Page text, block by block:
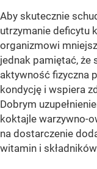
Aby skutecznie
utrzymanie deficytu
organizmowi
jednak pamiętać, że
aktywność fizyczna
kondycję i wspiera
Dobrym
koktajle warzywno-
na dostarczenie
witamin i